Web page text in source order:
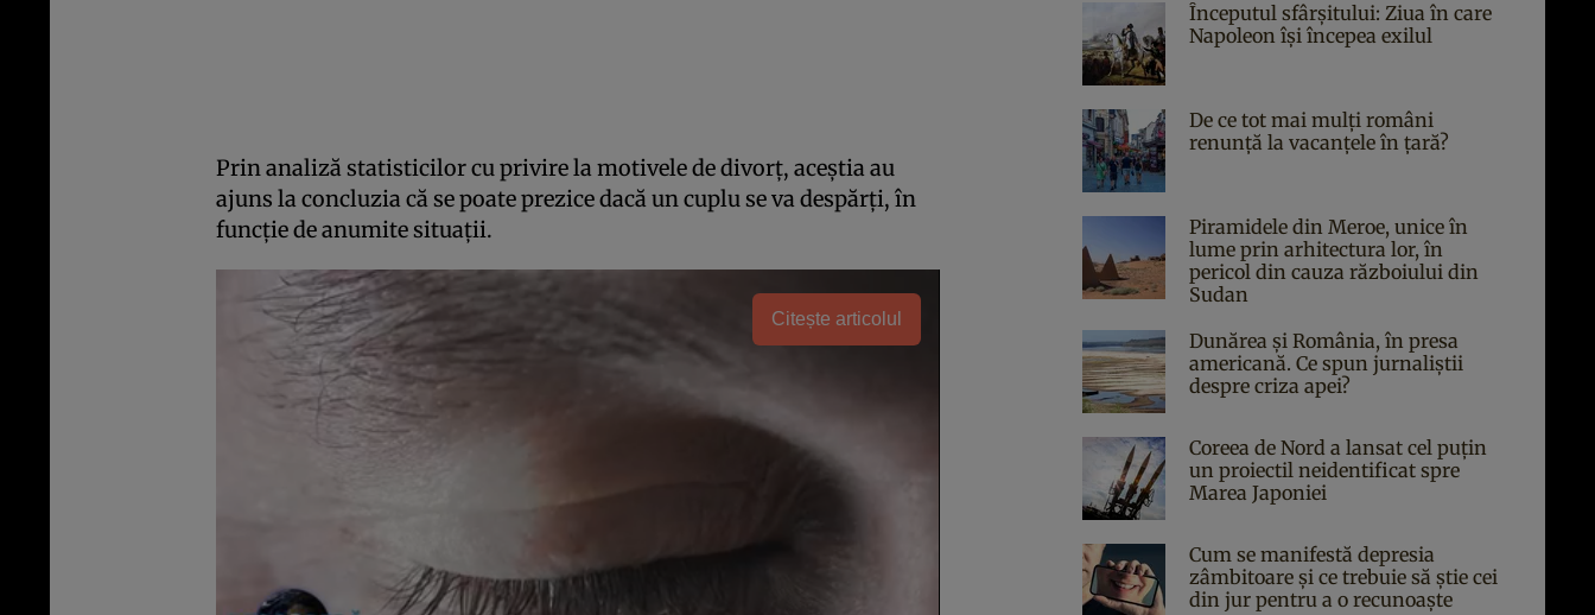
Prin analiză statisticilor cu privire la motivele de divorț, aceștia au
ajuns la concluzia că se poate prezice dacă un cuplu se va despărți, în
funcție de anumite situații.
Citește articolul
Începutul sfârşitului: Ziua în care
Napoleon îşi începea exilul
De ce tot mai mulți români
renunță la vacanțele în țară?
Piramidele din Meroe, unice în
lume prin arhitectura lor, în
pericol din cauza războiului din
Sudan
Dunărea și România, în presa
americană. Ce spun jurnaliștii
despre criza apei?
Coreea de Nord a lansat cel puțin
un proiectil neidentificat spre
Marea Japoniei
Cum se manifestă depresia
zâmbitoare și ce trebuie să știe cei
din jur pentru a o recunoaște